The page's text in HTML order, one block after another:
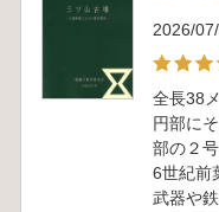
2026/
全長38
円部に
部の２
6世紀前
武器や